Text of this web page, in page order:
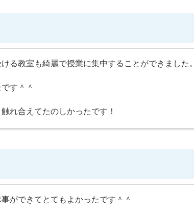
る教室も綺麗で授業に集中することができました。
す＾＾
れ合えてたのしかったです！
ができてとてもよかったです＾＾